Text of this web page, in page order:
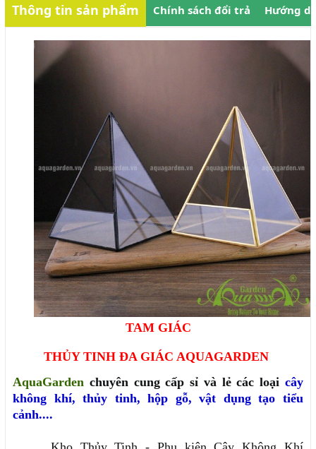
Thông tin sản phẩm Chính sách đổi trả Hướng
TAM GIÁC
THỦY TINH ĐA GIÁC AQUAGARDEN
AquaGarden chuyên cung cấp sỉ và lẻ các loại cây
không khí,thủy tinh,hộp gỗ,vật dụng tạo tiểu
cảnh....